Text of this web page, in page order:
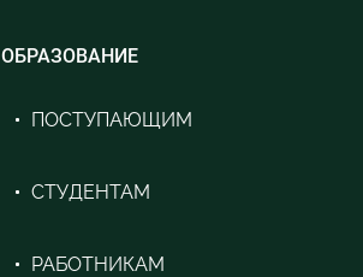
ОБРАЗОВАНИЕ
ПОСТУПАЮЩИМ
СТУДЕНТАМ
РАБОТНИКАМ